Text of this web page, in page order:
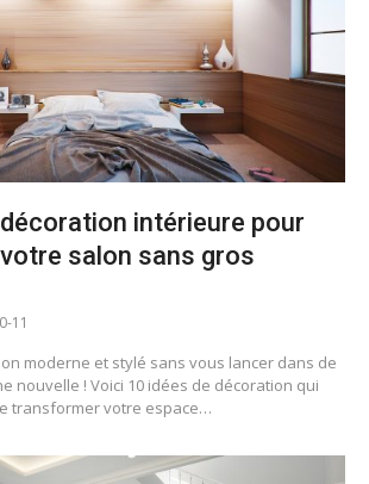
intérieure pour
salon sans gros
11
moderne et stylé sans vous lancer dans de
nouvelle ! Voici 10 idées de décoration qui
transformer votre espace…